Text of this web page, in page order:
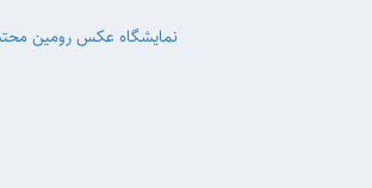
نمایشگاه عکس‌ رومین